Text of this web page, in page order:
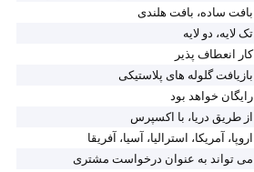
بافت ساده، بافت هلندی
تک لایه، دو لایه
کار انعطاف پذیر
بازیافت گلوله های پلاستیکی
رایگان خواهد بود
از طریق دریا، با اکسپرس
اروپا، آمریکا، استرالیا، آسیا، آفریقا
می تواند به عنوان درخواست مشتری